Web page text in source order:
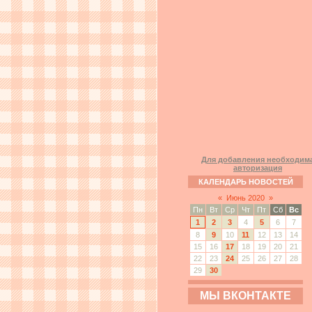
Для добавления
авторизация
КАЛЕНДАРЬ НОВОСТЕЙ
«
Июнь 2020 »
Пн
Вт Ср Чт Пт Сб
Вс
1
2 3 4 5 6
7
8
9 10 11 12 13
14
15
16 17 18 19 20
21
22
23 24 25 26 27
28
29
30
МЫ ВКОНТАКТЕ